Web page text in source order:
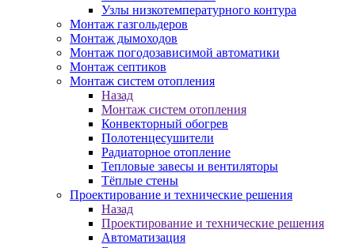
Узлы низкотемпературного контура
Монтаж газгольдеров
Монтаж дымоходов
Монтаж погодозависимой автоматики
Монтаж септиков
Монтаж систем отопления
Назад
Монтаж систем отопления
Конвекторный обогрев
Полотенцесушители
Радиаторное отопление
Тепловые завесы и вентиляторы
Тёплые стены
Проектирование и технические решения
Назад
Проектирование и технические решения
Автоматизация